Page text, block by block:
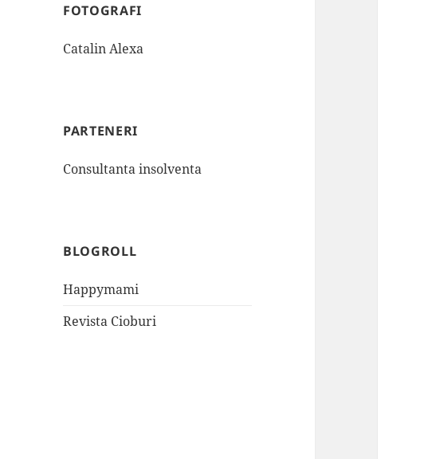
FOTOGRAFI
Catalin Alexa
PARTENERI
Consultanta insolventa
BLOGROLL
Happymami
Revista Cioburi